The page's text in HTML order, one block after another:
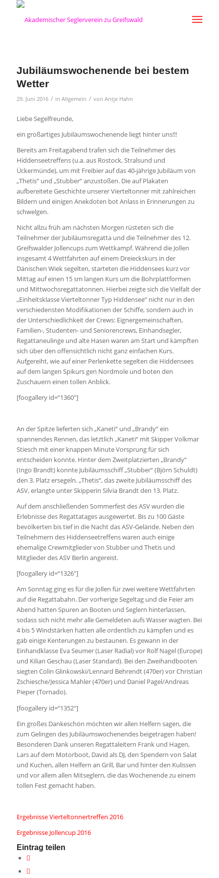
Jubiläumswochenende bei bestem
Wetter
29. Juni 2016 / in Allgemein / von Antje Hahn
Liebe Segelfreunde,
ein großartiges Jubiläumswochenende liegt hinter uns!!!
Bereits am Freitagabend trafen sich die Teilnehmer des
Hiddenseetreffens (u.a. aus Rostock, Stralsund und
Ückermünde), um mit Freibier auf das 40-jährige Jubiläum von
„Thetis“ und „Stubber“ anzustoßen. Die auf Plakaten
aufbereitete Geschichte unserer Vierteltonner mit zahlreichen
Bildern und einigen Anekdoten bot Anlass in Erinnerungen zu
schwelgen.
Nicht allzu früh am nächsten Morgen rüsteten sich die
Teilnehmer der Jubiläumsregatta und die Teilnehmer des 12.
Greifswalder Jollencups zum Wettkampf. Während die Jollen
insgesamt 4 Wettfahrten auf einem Dreieckskurs in der
Dänischen Wiek segelten, starteten die Hiddensees kurz vor
Mittag auf einen 15 sm langen Kurs um die Bohrplattformen
und Mittwochsregattatonnen. Hierbei zeigte sich die Vielfalt der
„Einheitsklasse Vierteltonner Typ Hiddensee“ nicht nur in den
verschiedensten Modifikationen der Schiffe, sondern auch in
der Unterschiedlichkeit der Crews: Eignergemeinschaften,
Familien-, Studenten- und Seniorencrews, Einhandsegler,
Regattaneulinge und alte Hasen waren am Start und kämpften
sich über den offensichtlich nicht ganz einfachen Kurs.
Aufgereiht, wie auf einer Perlenkette segelten die Hiddensees
auf dem langen Spikurs gen Nordmole und boten den
Zuschauern einen tollen Anblick.
[foogallery id=“1360″]
An der Spitze lieferten sich „Kaneti“ und „Brandy“ ein
spannendes Rennen, das letztlich „Kaneti“ mit Skipper Volkmar
Stiesch mit einer knappen Minute Vorsprung für sich
entscheiden konnte. Hinter dem Zweitplatzierten „Brandy“
(Ingo Brandt) konnte Jubiläumsschiff „Stubber“ (Björn Schuldt)
den 3. Platz ersegeln. „Thetis“, das zweite Jubiläumsschiff des
ASV, erlangte unter Skipperin Silvia Brandt den 13. Platz.
Auf dem anschließenden Sommerfest des ASV wurden die
Erlebnisse des Regattatages ausgewertet. Bis zu 100 Gäste
bevölkerten bis tief in die Nacht das ASV-Gelände. Neben den
Teilnehmern des Hiddenseetreffens waren auch einige
ehemalige Crewmitglieder von Stubber und Thetis und
Mitglieder des ASV Berlin angereist.
[foogallery id=“1326″]
Am Sonntag ging es für die Jollen für zwei weitere Wettfahrten
auf die Regattabahn. Der vorherige Segeltag und die Feier am
Abend hatten Spuren an Booten und Seglern hinterlassen,
sodass sich nicht mehr alle Gemeldeten aufs Wasser wagten. Bei
4 bis 5 Windstärken hatten alle ordentlich zu kämpfen und es
gab einige Kenterungen zu bestaunen. Es gewann in der
Einhandklasse Eva Seumer (Laser Radial) vor Rolf Nagel (Europe)
und Kilian Geschau (Laser Standard). Bei den Zweihandbooten
siegten Colin Glinkowski/Lennard Behrendt (470er) vor Christian
Zschiesche/Jessica Mahler (470er) und Daniel Pagel/Andreas
Pieper (Tornado).
[foogallery id=“1352″]
Ein großes Dankeschön möchten wir allen Helfern sagen, die
zum Gelingen des Jubiläumswochenendes beigetragen haben!
Besonderen Dank unseren Regattaleitern Frank und Hagen,
Lars auf dem Motorboot, David als DJ, den Spendern von Salat
und Kuchen, allen Helfern an Grill, Bar und hinter den Kulissen
und vor allem allen Mitseglern, die das Wochenende zu einem
tollen Fest gemacht haben.
Ergebnisse Vierteltonnertreffen 2016
Ergebnisse Jollencup 2016
Eintrag teilen